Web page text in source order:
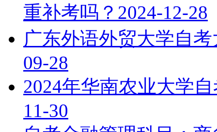
重补考吗？ 2024-12-28
广东外语外贸大学自
09-28
2024年华南农业大学
11-30